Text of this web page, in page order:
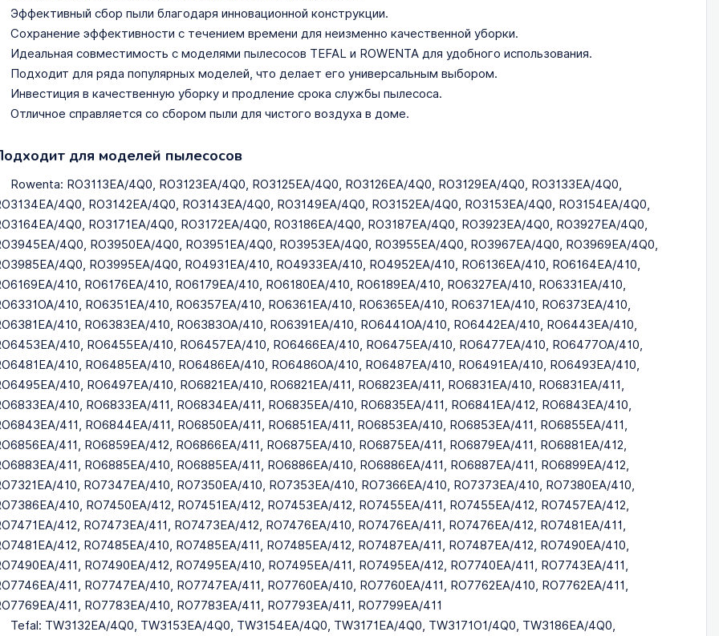
Эффективный сбор пыли благодаря инновационной конструкции.
Сохранение эффективности с течением времени для неизменно качественной уборки.
Идеальная совместимость с моделями пылесосов TEFAL и ROWENTA для удобного использования.
Подходит для ряда популярных моделей, что делает его универсальным выбором.
Инвестиция в качественную уборку и продление срока службы пылесоса.
Отличное справляется со сбором пыли для чистого воздуха в доме.
для моделей пылесосов
Rowenta: RO3113EA/4Q0, RO3123EA/4Q0, RO3125EA/4Q0, RO3126EA/4Q0, RO3129EA/4Q0, RO3133EA/4Q0,
4Q0, RO3142EA/4Q0, RO3143EA/4Q0, RO3149EA/4Q0, RO3152EA/4Q0, RO3153EA/4Q0, RO3154EA/4Q0,
4Q0, RO3171EA/4Q0, RO3172EA/4Q0, RO3186EA/4Q0, RO3187EA/4Q0, RO3923EA/4Q0, RO3927EA/4Q0,
4Q0, RO3950EA/4Q0, RO3951EA/4Q0, RO3953EA/4Q0, RO3955EA/4Q0, RO3967EA/4Q0, RO3969EA/4Q0,
4Q0, RO3995EA/4Q0, RO4931EA/410, RO4933EA/410, RO4952EA/410, RO6136EA/410, RO6164EA/410,
410, RO6176EA/410, RO6179EA/410, RO6180EA/410, RO6189EA/410, RO6327EA/410, RO6331EA/410,
410, RO6351EA/410, RO6357EA/410, RO6361EA/410, RO6365EA/410, RO6371EA/410, RO6373EA/410,
410, RO6383EA/410, RO6383OA/410, RO6391EA/410, RO6441OA/410, RO6442EA/410, RO6443EA/410,
410, RO6455EA/410, RO6457EA/410, RO6466EA/410, RO6475EA/410, RO6477EA/410, RO6477OA/410,
410, RO6485EA/410, RO6486EA/410, RO6486OA/410, RO6487EA/410, RO6491EA/410, RO6493EA/410,
410, RO6497EA/410, RO6821EA/410, RO6821EA/411, RO6823EA/411, RO6831EA/410, RO6831EA/411,
410, RO6833EA/411, RO6834EA/411, RO6835EA/410, RO6835EA/411, RO6841EA/412, RO6843EA/410,
411, RO6844EA/411, RO6850EA/411, RO6851EA/411, RO6853EA/410, RO6853EA/411, RO6855EA/411,
411, RO6859EA/412, RO6866EA/411, RO6875EA/410, RO6875EA/411, RO6879EA/411, RO6881EA/412,
411, RO6885EA/410, RO6885EA/411, RO6886EA/410, RO6886EA/411, RO6887EA/411, RO6899EA/412,
410, RO7347EA/410, RO7350EA/410, RO7353EA/410, RO7366EA/410, RO7373EA/410, RO7380EA/410,
410, RO7450EA/412, RO7451EA/412, RO7453EA/412, RO7455EA/411, RO7455EA/412, RO7457EA/412,
412, RO7473EA/411, RO7473EA/412, RO7476EA/410, RO7476EA/411, RO7476EA/412, RO7481EA/411,
412, RO7485EA/410, RO7485EA/411, RO7485EA/412, RO7487EA/411, RO7487EA/412, RO7490EA/410,
411, RO7490EA/412, RO7495EA/410, RO7495EA/411, RO7495EA/412, RO7740EA/411, RO7743EA/411,
411, RO7747EA/410, RO7747EA/411, RO7760EA/410, RO7760EA/411, RO7762EA/410, RO7762EA/411,
411, RO7783EA/410, RO7783EA/411, RO7793EA/411, RO7799EA/411
Tefal: TW3132EA/4Q0, TW3153EA/4Q0, TW3154EA/4Q0, TW3171EA/4Q0, TW3171O1/4Q0, TW3186EA/4Q0,